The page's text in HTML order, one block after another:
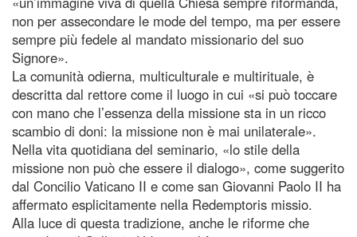
non per assecondare le mode del tempo, ma per essere
sempre più fedele al mandato missionario del suo
Signore».
La comunità odierna, multiculturale e multirituale, è
descritta dal rettore come il luogo in cui «si può toccare
con mano che l’essenza della missione sta in un ricco
scambio di doni: la missione non è mai unilaterale».
Nella vita quotidiana del seminario, «lo stile della
missione non può che essere il dialogo», come suggerito
dal Concilio Vaticano II e come san Giovanni Paolo II ha
affermato esplicitamente nella Redemptoris missio.
Alla luce di questa tradizione, anche le riforme che